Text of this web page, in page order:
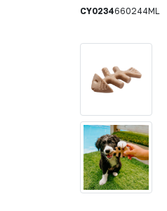
CY0234660244ML